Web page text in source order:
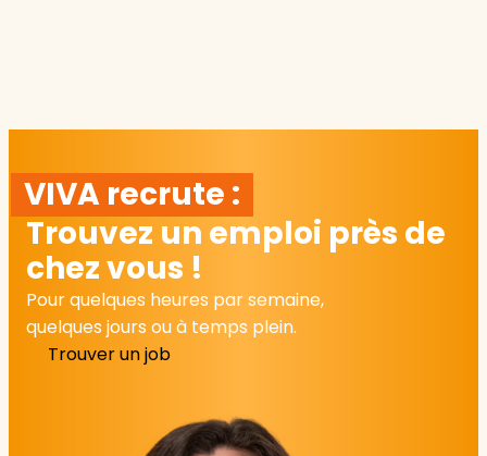
VIVA recrute :
Trouvez un emploi près de
chez vous !
Pour quelques heures par semaine,
quelques jours ou à temps plein.
Trouver un job